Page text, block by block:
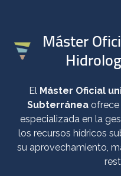
Máster
El Máster Oficial
Subterráneaofrece
especializada en la
los recursos hídricos
su aprovechamiento,